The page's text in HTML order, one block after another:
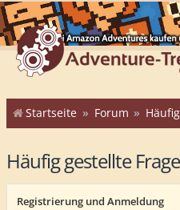
Startseite Forum
Häufig gestellte
Registrierung und Anmeldung